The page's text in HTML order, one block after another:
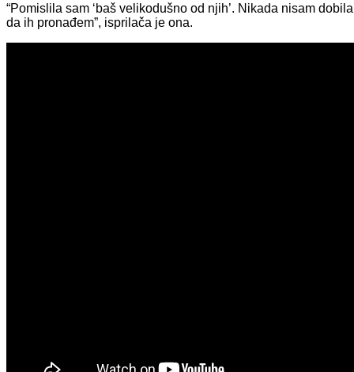
“Pomislila sam ‘baš velikodušno od njih’. Nikada nisam
da ih pronađem”, isprilača je ona.